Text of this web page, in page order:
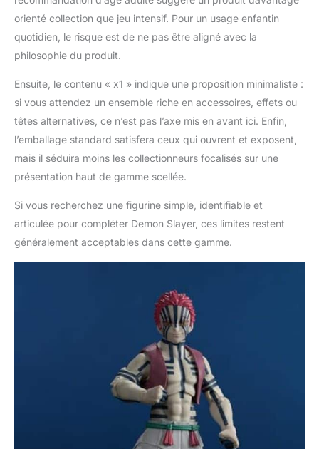
orienté collection que jeu intensif. Pour un usage enfantin
quotidien, le risque est de ne pas être aligné avec la
philosophie du produit.
Ensuite, le contenu « x1 » indique une proposition minimaliste :
si vous attendez un ensemble riche en accessoires, effets ou
têtes alternatives, ce n’est pas l’axe mis en avant ici. Enfin,
l’emballage standard satisfera ceux qui ouvrent et exposent,
mais il séduira moins les collectionneurs focalisés sur une
présentation haut de gamme scellée.
Si vous recherchez une figurine simple, identifiable et
articulée pour compléter Demon Slayer, ces limites restent
généralement acceptables dans cette gamme.